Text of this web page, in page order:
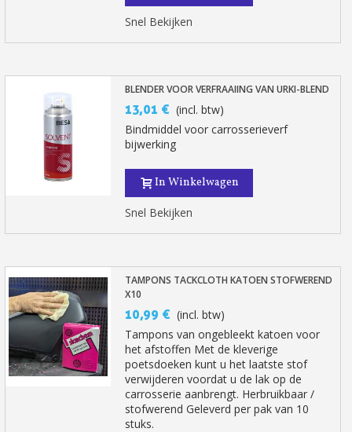
Snel Bekijken
BLENDER VOOR VERFRAAIING VAN URKI-BLEND
13,01 € (incl. btw)
Bindmiddel voor carrosserieverf
bijwerking
In Winkelwagen
Snel Bekijken
TAMPONS TACKCLOTH KATOEN STOFWEREND
X10
10,99 € (incl. btw)
Tampons van ongebleekt katoen voor
het afstoffen Met de kleverige
poetsdoeken kunt u het laatste stof
verwijderen voordat u de lak op de
carrosserie aanbrengt. Herbruikbaar /
stofwerend Geleverd per pak van 10
stuks.